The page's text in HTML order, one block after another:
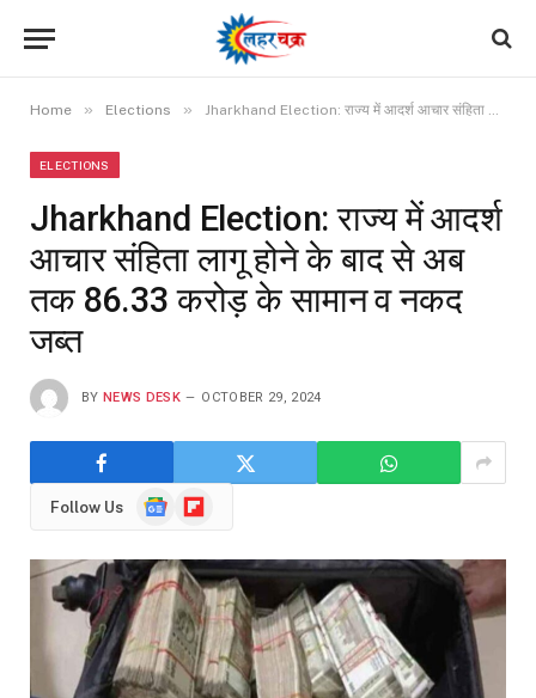
Home » Elections » Jharkhand Election: राज्य में आदर्श आचार संहिता लागू होने के बाद से अब तक 86.33 करोड़ के सामान व नकद जब्त
ELECTIONS
Jharkhand Election: राज्य में आदर्श
आचार संहिता लागू होने के बाद से अब
तक 86.33 करोड़ के सामान व नकद
जब्त
BY NEWS DESK OCTOBER 29, 2024
Follow Us
GoogleFlipboard